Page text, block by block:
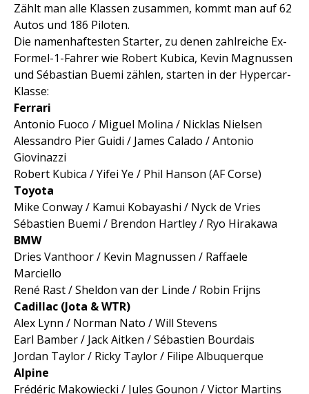
Zählt man alle Klassen zusammen, kommt man auf 62
Autos und 186 Piloten.
Die namenhaftesten Starter, zu denen zahlreiche Ex-
Formel-1-Fahrer wie Robert Kubica, Kevin Magnussen
und Sébastian Buemi zählen, starten in der Hypercar-
Klasse:
Ferrari
Antonio Fuoco / Miguel Molina / Nicklas Nielsen
Alessandro Pier Guidi / James Calado / Antonio
Giovinazzi
Robert Kubica / Yifei Ye / Phil Hanson (AF Corse)
Toyota
Mike Conway / Kamui Kobayashi / Nyck de Vries
Sébastien Buemi / Brendon Hartley / Ryo Hirakawa
BMW
Dries Vanthoor / Kevin Magnussen / Raffaele
Marciello
René Rast / Sheldon van der Linde / Robin Frijns
Cadillac (Jota & WTR)
Alex Lynn / Norman Nato / Will Stevens
Earl Bamber / Jack Aitken / Sébastien Bourdais
Jordan Taylor / Ricky Taylor / Filipe Albuquerque
Alpine
Frédéric Makowiecki / Jules Gounon / Victor Martins